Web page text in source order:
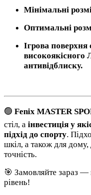
Мінімальні
Оптимальні
Ігрова поверхня
антивідблиску.
🟢 Fenix MASTER
стіл, а інвестиція у
підхід до спорту.
шкіл, а також для дому,
точність.
🎯 Замовляйте зараз —
рівень!